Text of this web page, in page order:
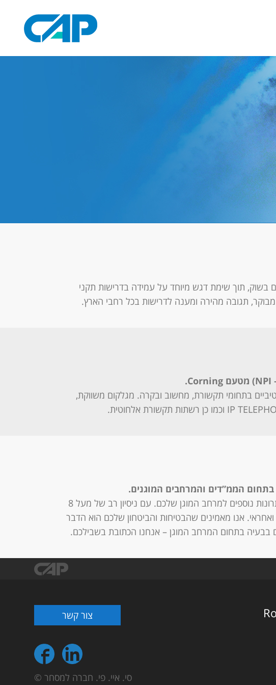
בשוק, תוך שימת דגש מיוחד על עמידה בדרישות תקני
מבוקר, תגובה מהירה ומענה לדרישות בכל רחבי הארץ.
Corning
.
בתחומי תקשורת, מחשוב ובקרה. מגלקום משווקת,
בתחום הממ”דים והמרחבים המוגנים.
מתמחה בשיפוץ, תיקון, הכשרה, מיגון ופתרונות נוספים למרחב המוגן שלכם. עם ניסיון רב של מעל 8
אנו מאמינים שהבטיחות והביטחון שלכם הוא הדבר
בתחום המרחב המוגן – אנחנו הכתובת בשבילכם.
צור קשר
© סי. איי. פי. חברה למסחר